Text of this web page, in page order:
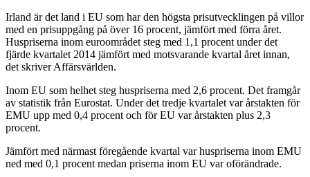
Irland är det land i EU som har den högsta prisutvecklingen på villor
med en prisuppgång på över 16 procent, jämfört med förra året.
Huspriserna inom euroområdet steg med 1,1 procent under det
fjärde kvartalet 2014 jämfört med motsvarande kvartal året innan,
det skriver Affärsvärlden.
Inom EU som helhet steg huspriserna med 2,6 procent. Det framgår
av statistik från Eurostat. Under det tredje kvartalet var årstakten för
EMU upp med 0,4 procent och för EU var årstakten plus 2,3
procent.
Jämfört med närmast föregående kvartal var huspriserna inom EMU
ned med 0,1 procent medan priserna inom EU var oförändrade.